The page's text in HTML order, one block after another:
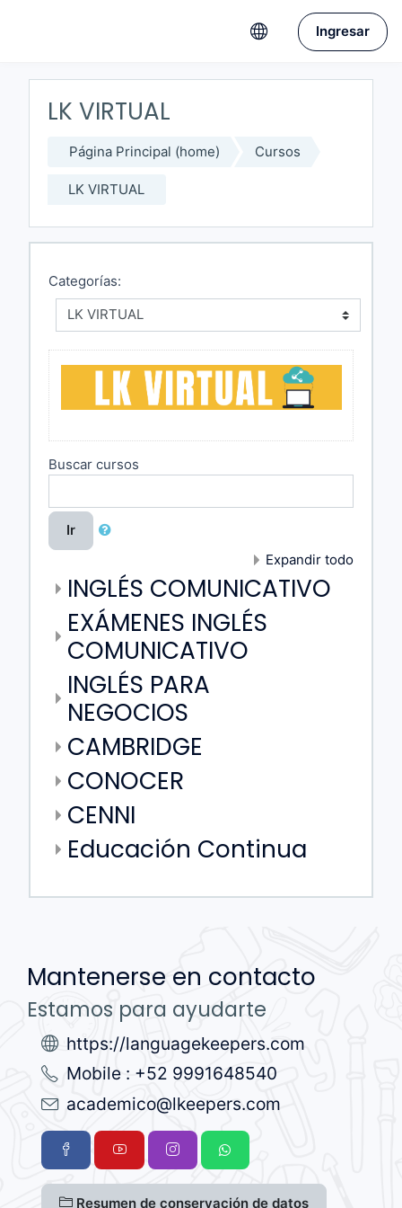
Ingresar
LK VIRTUAL
Página Principal (home) Cursos
LK VIRTUAL
Categorías:
Buscar cursos
Ir
Expandir todo
INGLÉS COMUNICATIVO
EXÁMENES INGLÉS
COMUNICATIVO
INGLÉS PARA
NEGOCIOS
CAMBRIDGE
CONOCER
CENNI
Educación Continua
Mantenerse en contacto
Estamos para ayudarte
https://languagekeepers.com
Mobile : +52 9991648540
academico@lkeepers.com
Resumen de conservación de datos